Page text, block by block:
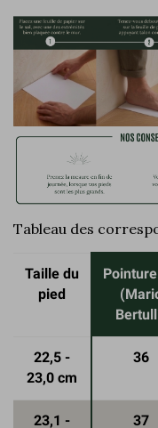
Tableau des
Taille du
pied
Pointure
22,5 -
23,0 cm
36
23,1 -
37